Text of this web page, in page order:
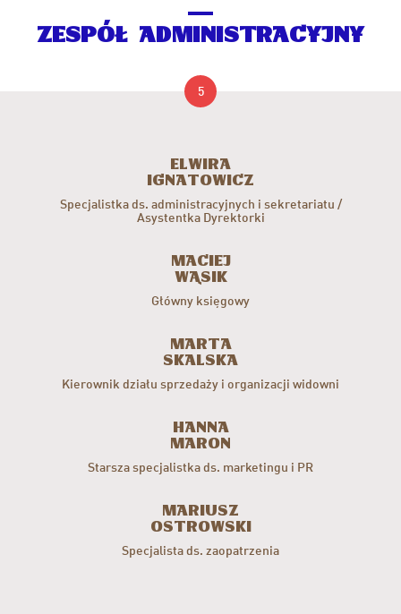
ZESPÓŁ ADMINISTRACYJNY
5
Elwira
Ignatowicz
Specjalistka ds. administracyjnych i sekretariatu /
Asystentka Dyrektorki
Maciej
Wąsik
Główny księgowy
Marta
Skalska
Kierownik działu sprzedaży i organizacji widowni
Hanna
Maron
Starsza specjalistka ds. marketingu i PR
Mariusz
Ostrowski
Specjalista ds. zaopatrzenia